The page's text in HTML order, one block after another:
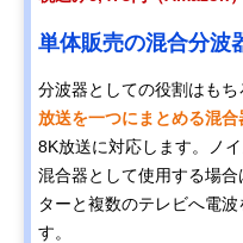
単体販売の混合分波
分波器としての役割はもち
放送を一つにまとめる混合
8K放送に対応します。ノ
混合器として使用する場
ターと複数のテレビへ電
す。